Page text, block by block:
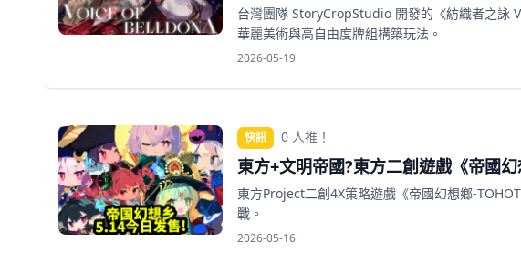
台灣團隊 StoryCropStudio 開發的《紡織者之詠
華麗美術與高自由度牌組構築玩法。
2026-05-19
快訊 0 人推！
東方+文明帝國?東方二創遊戲《帝國
東方Project二創4X策略遊戲《帝國幻想鄉-
戰。
2026-05-16